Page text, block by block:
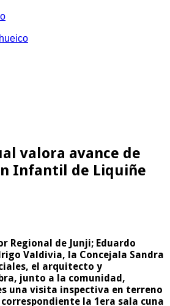
valora avance de
Infantil de Liquiñe
Regional de Junji; Eduardo
Valdivia, la Concejala Sandra
el arquitecto y
junto a la comunidad,
una visita inspectiva en terreno
la 1era sala cuna